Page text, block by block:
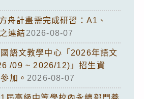
舟計畫需完成研習：A1、
連結2026-08-07
語文教學中心「2026年語文
/09 ~ 2026/12)」招生資
加。 2026-08-07